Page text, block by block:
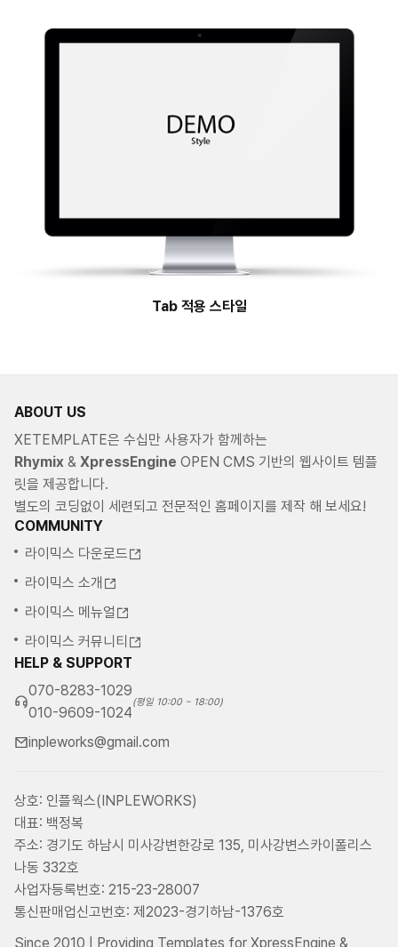
Tab 적용 스타일
ABOUT US
XETEMPLATE은 수십만 사용자가 함께하는
Rhymix & XpressEngine OPEN CMS 기반의 웹사이트 템플
릿을 제공합니다.
별도의 코딩없이 세련되고 전문적인 홈페이지를 제작 해 보세요!
COMMUNITY
라이믹스 다운로드
라이믹스 소개
라이믹스 메뉴얼
라이믹스 커뮤니티
HELP & SUPPORT
070-8283-1029
010-9609-1024
(평일 10:00 ~ 18:00)
inpleworks@gmail.com
상호: 인플웍스(INPLEWORKS)
대표: 백정복
주소: 경기도 하남시 미사강변한강로 135, 미사강변스카이폴리스
나동 332호
사업자등록번호: 215-23-28007
통신판매업신고번호: 제2023-경기하남-1376호
Since 2010 | Providing Templates for XpressEngine &